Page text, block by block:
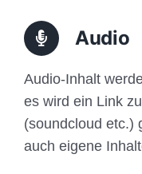
Audio
Audio-Inhalt
es wird ein Link
(soundcloud etc.)
auch eigene